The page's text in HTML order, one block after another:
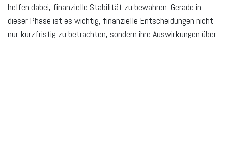
helfen dabei, finanzielle Stabilität zu bewahren. Gerade in
dieser Phase ist es wichtig, finanzielle Entscheidungen nicht
nur kurzfristig zu betrachten, sondern ihre Auswirkungen über